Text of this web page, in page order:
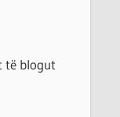
të blogut